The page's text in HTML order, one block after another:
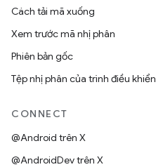
Cách tải mã xuống
Xem trước mã nhị phân
Phiên bản gốc
Tệp nhị phân của trình điều khiển
CONNECT
@Android trên X
@AndroidDev trên X